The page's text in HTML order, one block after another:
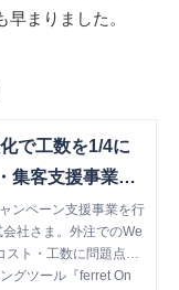
まりました。
で工数を1/4に
集客支援事業
担当者インタビ
One(フェレット
ンペーン支援事業を行
会社さま。外注でのWe
スト・工数に問題点が
導入を決めました。
グツール『ferret On